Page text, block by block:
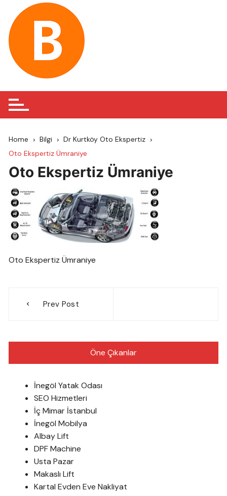
content
Home Bilgi
Dr Kurtköy Oto Ekspertiz
Oto Ekspertiz Ümraniye
Oto Ekspertiz Ümraniye
Oto Ekspertiz Ümraniye
gezinmesi
Prev Post
Öne Çıkanlar
İnegöl Yatak Odası
SEO Hizmetleri
İç Mimar İstanbul
İnegöl Mobilya
Albay Lift
DPF Machine
Usta Pazar
Makaslı Lift
Kartal Evden Eve Nakliyat